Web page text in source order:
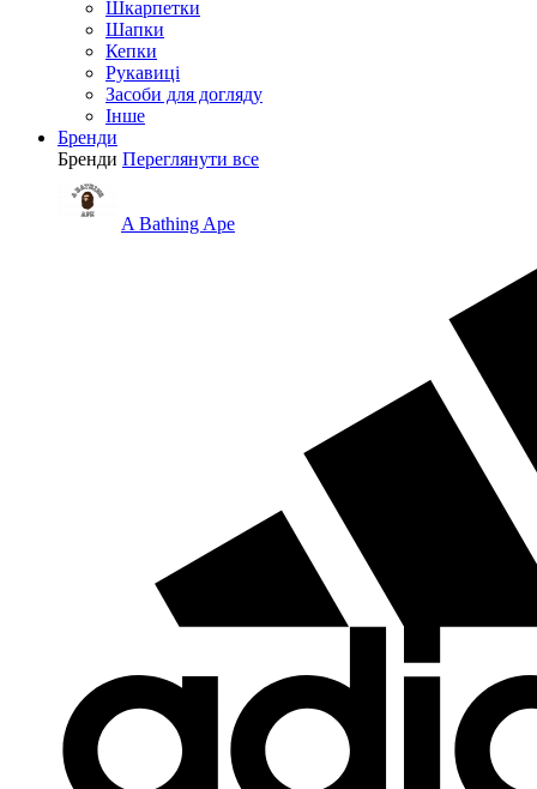
Шкарпетки
Шапки
Кепки
Рукавиці
Засоби для догляду
Інше
Бренди
Бренди Переглянути все
A Bathing Ape